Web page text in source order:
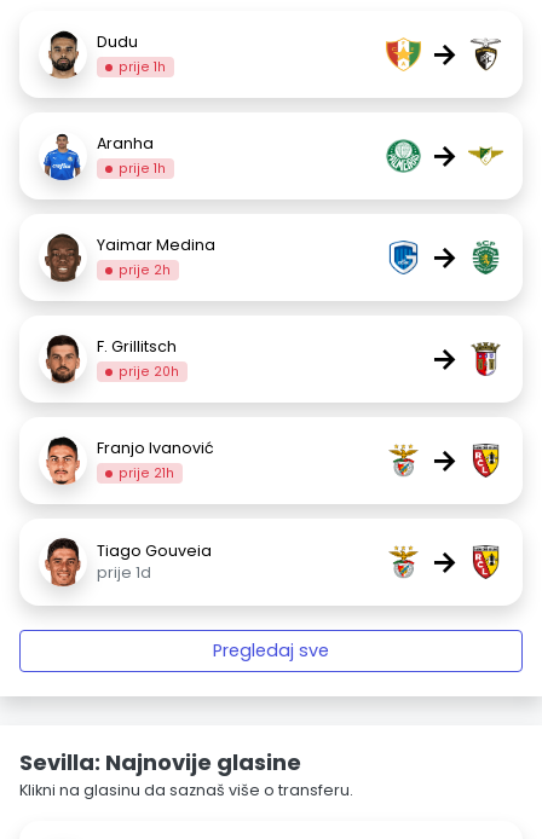
Dudu
prije 1h →
Aranha
prije 1h →
Yaimar Medina
prije 2h →
F. Grillitsch
prije 20h →
Franjo Ivanović
prije 21h →
Tiago Gouveia
prije 1d
→
Pregledaj sve
Sevilla: Najnovije glasine
Klikni na glasinu da saznaš više o transferu.